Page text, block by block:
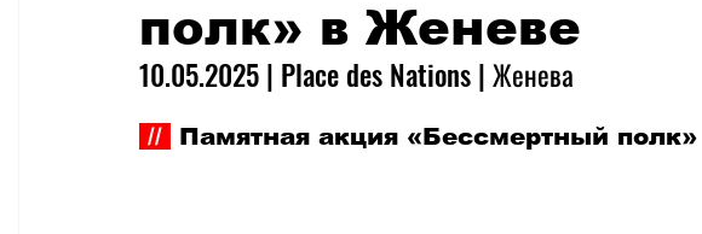
Транспорт Культура Магия искусства Swiss Афиша
Природа - Климат Спорт Видео
полк» в Женеве
10.05.2025 | Place des Nations | Женева
// Памятная акция «Бессмертный